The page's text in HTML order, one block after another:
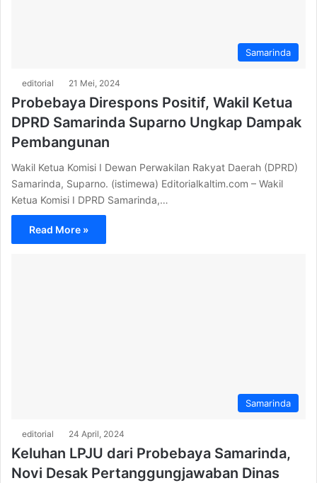
Samarinda
editorial 21 Mei, 2024
Probebaya Direspons Positif, Wakil Ketua
DPRD Samarinda Suparno Ungkap Dampak
Pembangunan
Wakil Ketua Komisi I Dewan Perwakilan Rakyat Daerah (DPRD)
Samarinda, Suparno. (istimewa) Editorialkaltim.com – Wakil
Ketua Komisi I DPRD Samarinda,…
Read More »
Samarinda
editorial 24 April, 2024
Keluhan LPJU dari Probebaya Samarinda,
Novi Desak Pertanggungjawaban Dinas